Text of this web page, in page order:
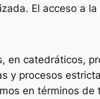
El acceso a
en catedráticos,
y procesos
en términos